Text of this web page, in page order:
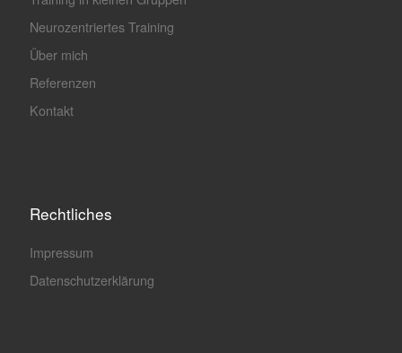
Neurozentriertes Training
Über mich
Referenzen
Kontakt
Rechtliches
Impressum
Datenschutzerklärung